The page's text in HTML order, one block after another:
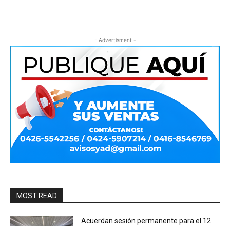
- Advertisment -
MOST READ
Acuerdan sesión permanente para el 12